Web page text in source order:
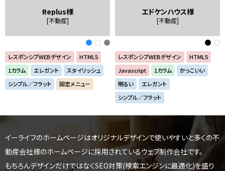
Replus様
[不動産]
レスポンシブWEBデザイン
HTML5
1カラム
エレガント
スタイリッシュ
シンプル／フラット
固定メニュー
エドケンハウス様
[不動産]
レスポンシブWEBデザイン
HTML5
Javascript
1カラム
かっこいい
明るい
エレガント
シンプル／フラット
イーライフのホームページはオリジナルデザインで使いやすいと多くの不
動産会社様のホームページに採用されているウェブ制作会社です。
もちろんデザインだけではなくSEO対策(検索エンジンに最適化)を盛り